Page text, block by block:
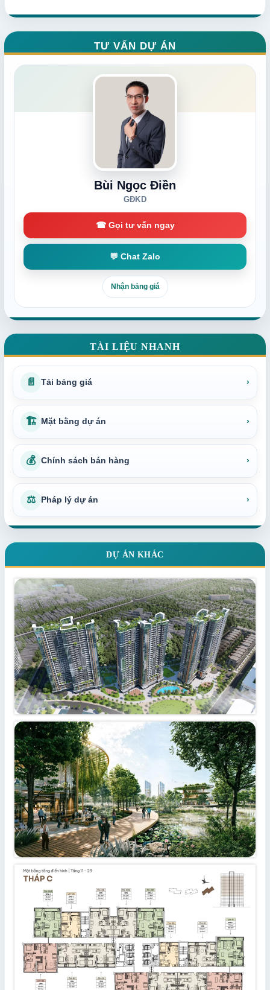
TƯ VẤN DỰ ÁN
Bùi Ngọc Điền
GĐKD
☎ Gọi tư vấn ngay
💬 Chat Zalo
Nhận bảng giá
TÀI LIỆU NHANH
📄 Tải bảng giá ›
🏗 Mặt bằng dự án ›
💰 Chính sách bán hàng ›
⚖ Pháp lý dự án ›
DỰ ÁN KHÁC